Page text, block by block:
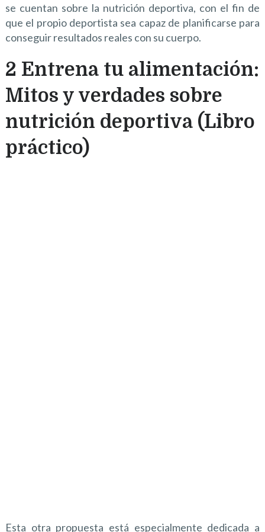
se cuentan sobre la nutrición deportiva, con el fin de
que el propio deportista sea capaz de planificarse para
conseguir resultados reales con su cuerpo.
2 Entrena tu alimentación:
Mitos y verdades sobre
nutrición deportiva (Libro
práctico)
Esta otra propuesta está especialmente dedicada a